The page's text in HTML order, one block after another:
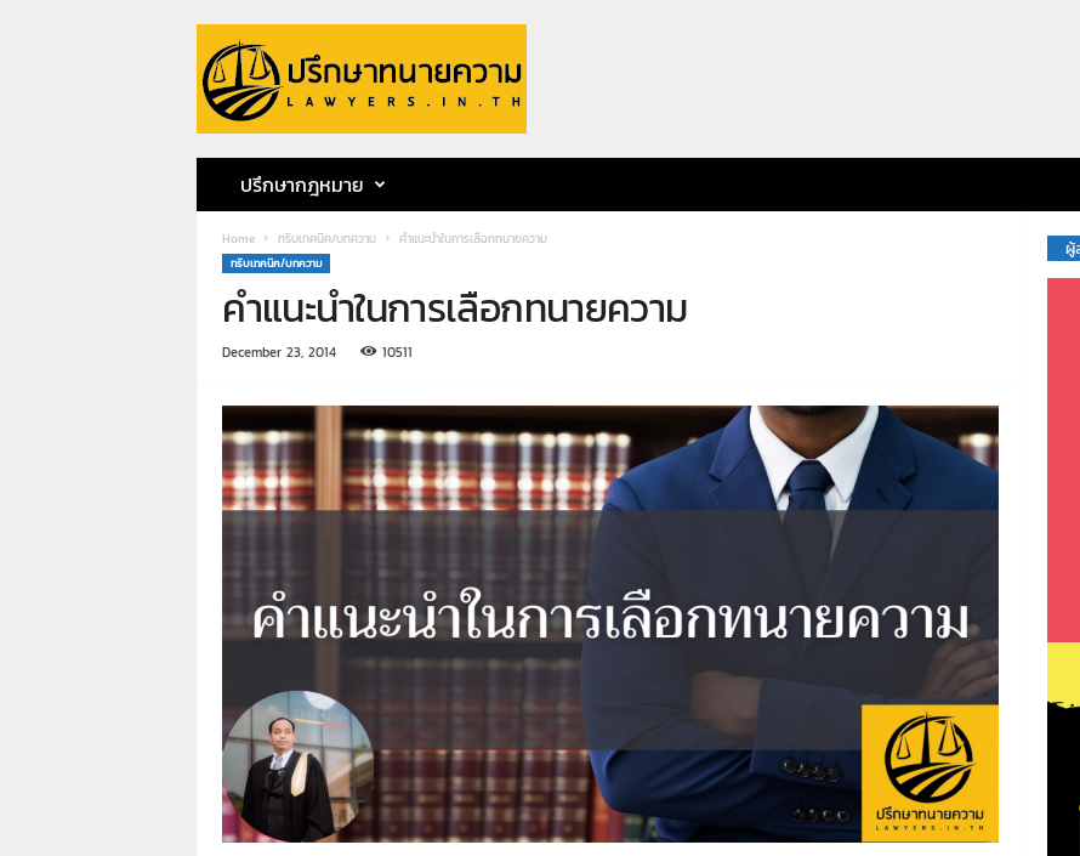
ป
ก
ษ
ปรึกษากฎหมาย
Home ทริบเทคนิค/บทความ คำแนะนำในการเลือกทนายความ
ทริบเทคนิค/บทความ
คำแนะนำในการเลือกทนายความ
December 23, 2014 10511
ผู้